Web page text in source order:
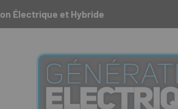
Électrique et Hybride